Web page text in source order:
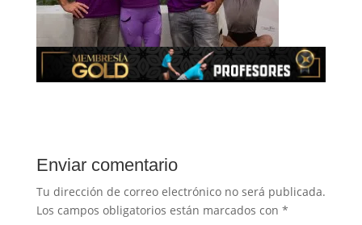
Enviar comentario
Tu dirección de correo electrónico no será publicada.
Los campos obligatorios están marcados con *